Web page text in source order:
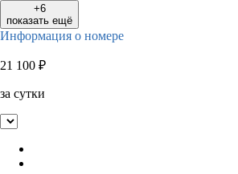
+6
показать ещё
Информация о номере
21 100 ₽
за сутки